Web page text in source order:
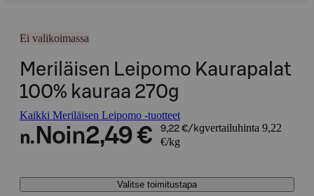
Ei valikoimassa
Meriläisen Leipomo Kaurapalat
100% kauraa 270g
Kaikki Meriläisen Leipomo -tuotteet
n. Noin2,49 € 9,22 €/kgvertailuhinta 9,22
€/kg
Valitse toimitustapa